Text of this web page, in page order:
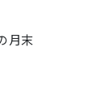
月末